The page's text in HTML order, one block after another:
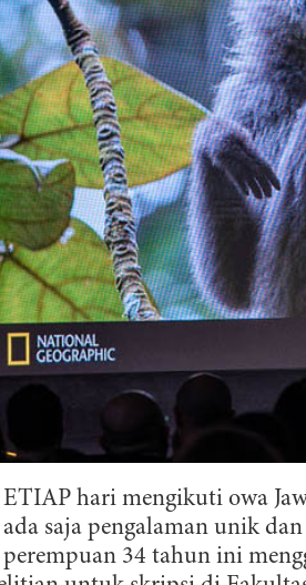
ETIAP hari mengikuti owa
ada saja pengalaman unik
perempuan 34 tahun ini